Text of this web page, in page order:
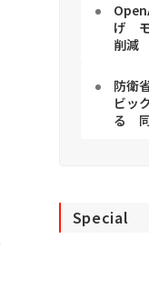
げ モ
削減
防衛
ビッ
る 同
Special